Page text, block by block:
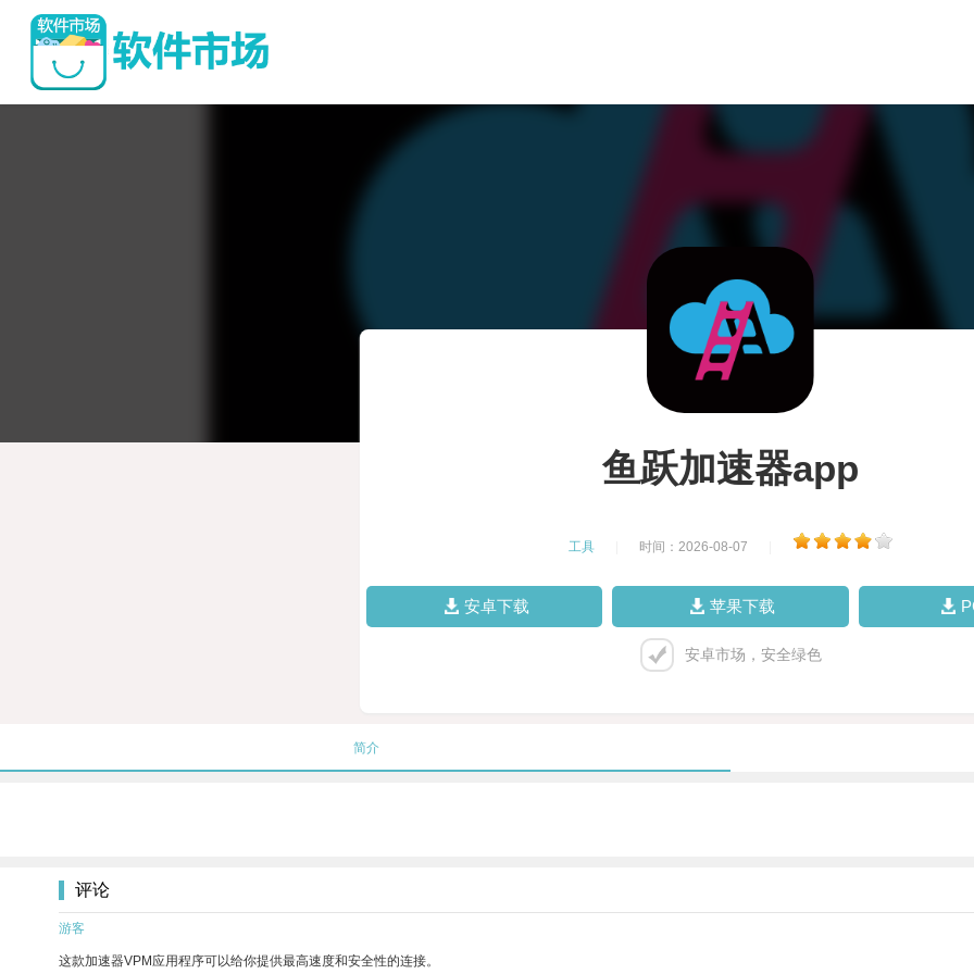
鱼跃加速器app
工具 时间：2026-08-07
安卓下载 苹果下载
安卓市场，安全绿色
简介
评论
游客
这款加速器VPM应用程序可以给你提供最高速度和安全性的连接。